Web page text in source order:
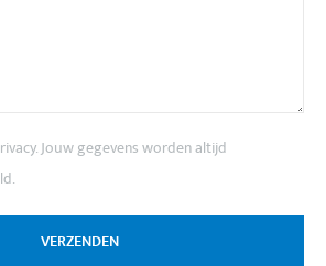
Jouw gegevens worden altijd
VERZENDEN